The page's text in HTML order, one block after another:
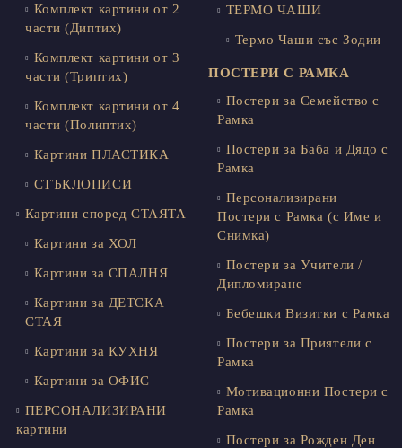
Комплект картини от 2
части (Диптих)
Комплект картини от 3
части (Триптих)
Комплект картини от 4
части (Полиптих)
Картини ПЛАСТИКА
СТЪКЛОПИСИ
Картини според СТАЯТА
Картини за ХОЛ
Картини за СПАЛНЯ
Картини за ДЕТСКА
СТАЯ
Картини за КУХНЯ
Картини за ОФИС
ПЕРСОНАЛИЗИРАНИ
картини
ТЕРМО ЧАШИ
Термо Чаши със Зодии
ПОСТЕРИ С РАМКА
Постери за Семейство с
Рамка
Постери за Баба и Дядо с
Рамка
Персонализирани
Постери с Рамка (с Име и
Снимка)
Постери за Учители /
Дипломиране
Бебешки Визитки с Рамка
Постери за Приятели с
Рамка
Мотивационни Постери с
Рамка
Постери за Рожден Ден